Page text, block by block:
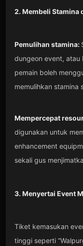
2. Membeli Stamina
Pemulihan stamina:
dungeon event, atau
pemain boleh
memulihkan stamina
Mempercepat
digunakan untuk
enhancement
sekali gus
3. Menyertai Event
Tiket kemasukan
tinggi seperti